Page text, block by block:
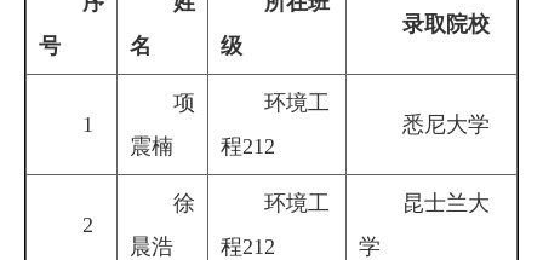
号
名
级
录取院校
1
项
震楠
环境工
程212
悉尼大学
2
徐
晨浩
环境工
程212
昆士兰大
学